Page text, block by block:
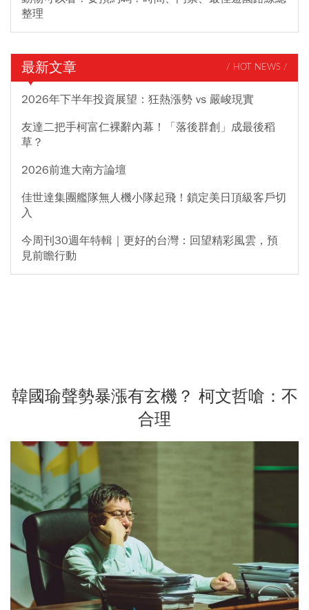
整理
最新文章 / HOT NEWS /
2026年下半年投資展望：狂熱漲勢 vs 嚴峻現實
友達二把手柯富仁裸辭內幕！「落後群創」成最後稻
草？
2026前進大南方論壇
佳世達集團艦隊無人機小隊起飛！鎖定美日頂級客戶切
入
今周刊30週年特輯｜更好的台灣：回望精彩風雲，預
見前瞻行動
韓國瑜聲勢暴漲有玄機？ 柯文哲嗆：不
合理